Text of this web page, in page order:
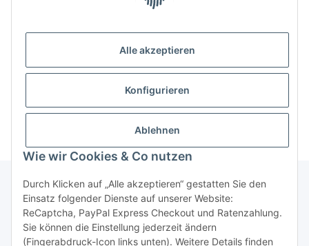
Alle akzeptieren
Konfigurieren
Ablehnen
Wie wir Cookies & Co nutzen
Durch Klicken auf „Alle akzeptieren“ gestatten Sie den
Einsatz folgender Dienste auf unserer Website:
ReCaptcha, PayPal Express Checkout und Ratenzahlung.
Sie können die Einstellung jederzeit ändern
(Fingerabdruck-Icon links unten). Weitere Details finden
leiden mit dem Schicksal "Ihrer" Nilpferde mit:
Erfahren Sie mehr darüber, welches Flußpferd
aktuell wo zu Hause ist.